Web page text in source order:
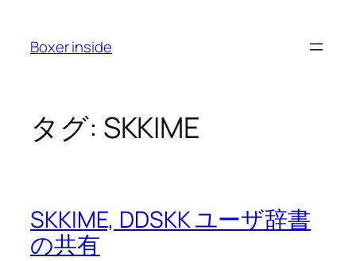
Boxer inside
タグ: SKKIME
SKKIME, DDSKK ユーザ辞書
の共有